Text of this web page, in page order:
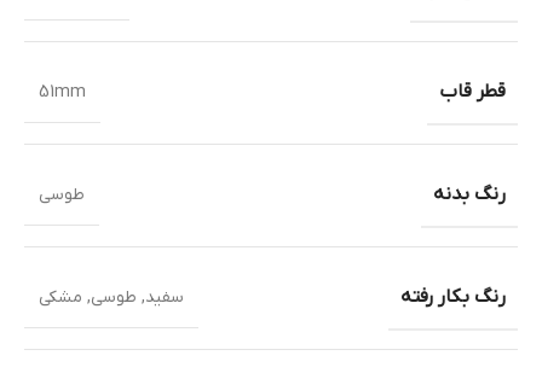
قطر قاب 51mm
رنگ بدنه طوسی
رنگ بکار رفته سفید, طوسی, مشکی